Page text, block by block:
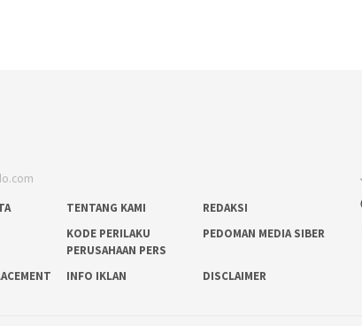
TENTANG KAMI
REDAKSI
KODE PERILAKU
PERUSAHAAN PERS
PEDOMAN MEDIA SIBER
INFO IKLAN DISCLAIMER